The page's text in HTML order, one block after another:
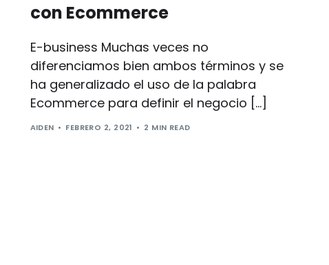
con Ecommerce
E-business Muchas veces no
diferenciamos bien ambos términos y se
ha generalizado el uso de la palabra
Ecommerce para definir el negocio […]
AIDEN FEBRERO 2, 2021 2 MIN READ